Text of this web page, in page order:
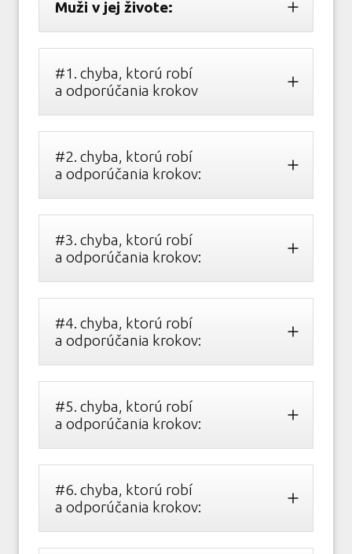
Muži v jej živote:
#1. chyba, ktorú robí
a odporúčania krokov
#2. chyba, ktorú robí
a odporúčania krokov:
#3. chyba, ktorú robí
a odporúčania krokov:
#4. chyba, ktorú robí
a odporúčania krokov:
#5. chyba, ktorú robí
a odporúčania krokov:
#6. chyba, ktorú robí
a odporúčania krokov: